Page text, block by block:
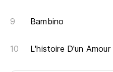
Bambino
L'histoire D'un Amour